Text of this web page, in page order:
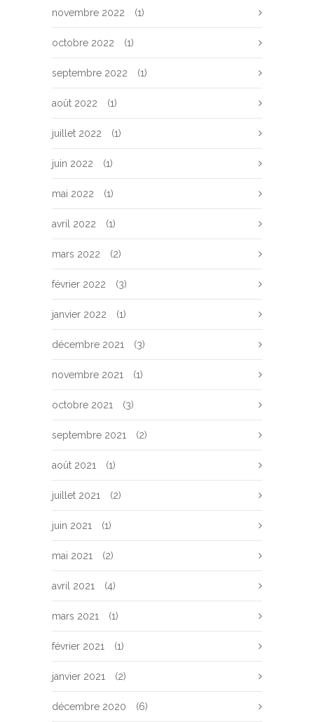
novembre 2022 (1)
octobre 2022 (1)
septembre 2022 (1)
août 2022 (1)
juillet 2022 (1)
juin 2022 (1)
mai 2022 (1)
avril 2022 (1)
mars 2022 (2)
février 2022 (3)
janvier 2022 (1)
décembre 2021 (3)
novembre 2021 (1)
octobre 2021 (3)
septembre 2021 (2)
août 2021 (1)
juillet 2021 (2)
juin 2021 (1)
mai 2021 (2)
avril 2021 (4)
mars 2021 (1)
février 2021 (1)
janvier 2021 (2)
décembre 2020 (6)